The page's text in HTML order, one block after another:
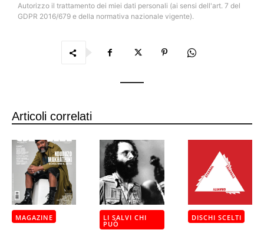
Autorizzo il trattamento dei miei dati personali (ai sensi dell'art. 7 del
GDPR 2016/679 e della normativa nazionale vigente).
Articoli correlati
MAGAZINE LI SALVI CHI
PUÒ
DISCHI SCELTI